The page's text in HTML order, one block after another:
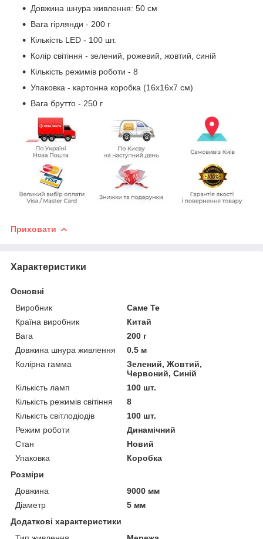
Довжина шнура живлення: 50 см
Вага гірлянди - 200 г
Кількість LED - 100 шт.
Колір світіння - зелений, рожевий, жовтий, синій
Кількість режимів роботи - 8
Упаковка - картонна коробка (16х16х7 см)
Вага брутто - 250 г
Приховати
Характеристики
Основні
Виробник
Саме Те
Країна виробник
Китай
Вага
200 г
Довжина шнура живлення
0.5 м
Колірна гамма
Зелений, Жовтий,
Червоний, Синій
Кількість ламп
100 шт.
Кількість режимів світіння
8
Кількість світлодіодів
100 шт.
Режим роботи
Динамічний
Стан
Новий
Упаковка
Коробка
Розміри
Довжина
9000 мм
Діаметр
5 мм
Додаткові характеристики